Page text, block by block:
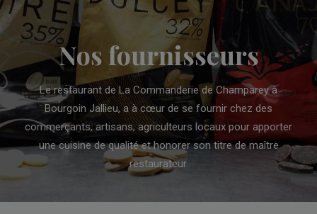
Nos fournisseurs
Le restaurant de La Commanderie de Champarey à
Bourgoin Jallieu, a à cœur de se fournir chez des
commerçants, artisans, agriculteurs locaux pour apporter
une cuisine de qualité et honorer son titre de maître
restaurateur.